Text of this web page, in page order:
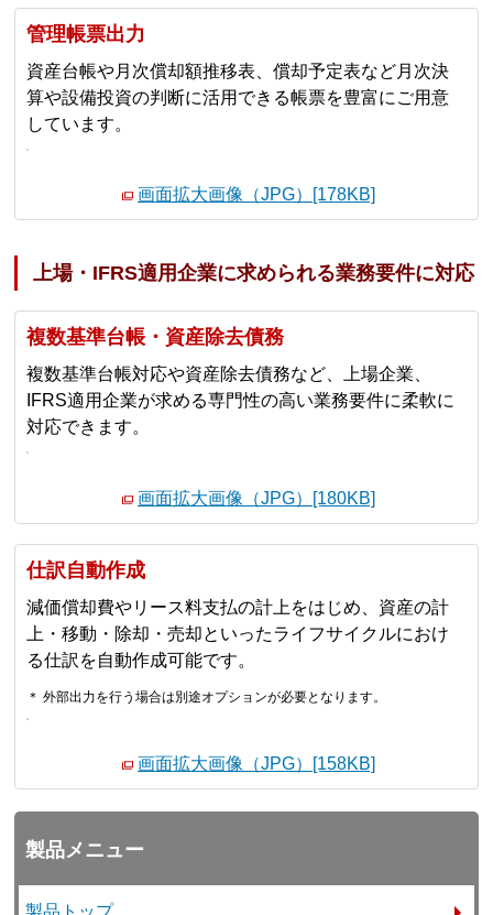
管理帳票出力
資産台帳や月次償却額推移表、償却予定表など月次決
算や設備投資の判断に活用できる帳票を豊富にご用意
しています。
画面拡大画像（JPG）[178KB]
上場・IFRS適用企業に求められる業務要件に対応
複数基準台帳・資産除去債務
複数基準台帳対応や資産除去債務など、上場企業、
IFRS適用企業が求める専門性の高い業務要件に柔軟に
対応できます。
画面拡大画像（JPG）[180KB]
仕訳自動作成
減価償却費やリース料支払の計上をはじめ、資産の計
上・移動・除却・売却といったライフサイクルにおけ
る仕訳を自動作成可能です。
＊ 外部出力を行う場合は別途オプションが必要となります。
画面拡大画像（JPG）[158KB]
製品メニュー